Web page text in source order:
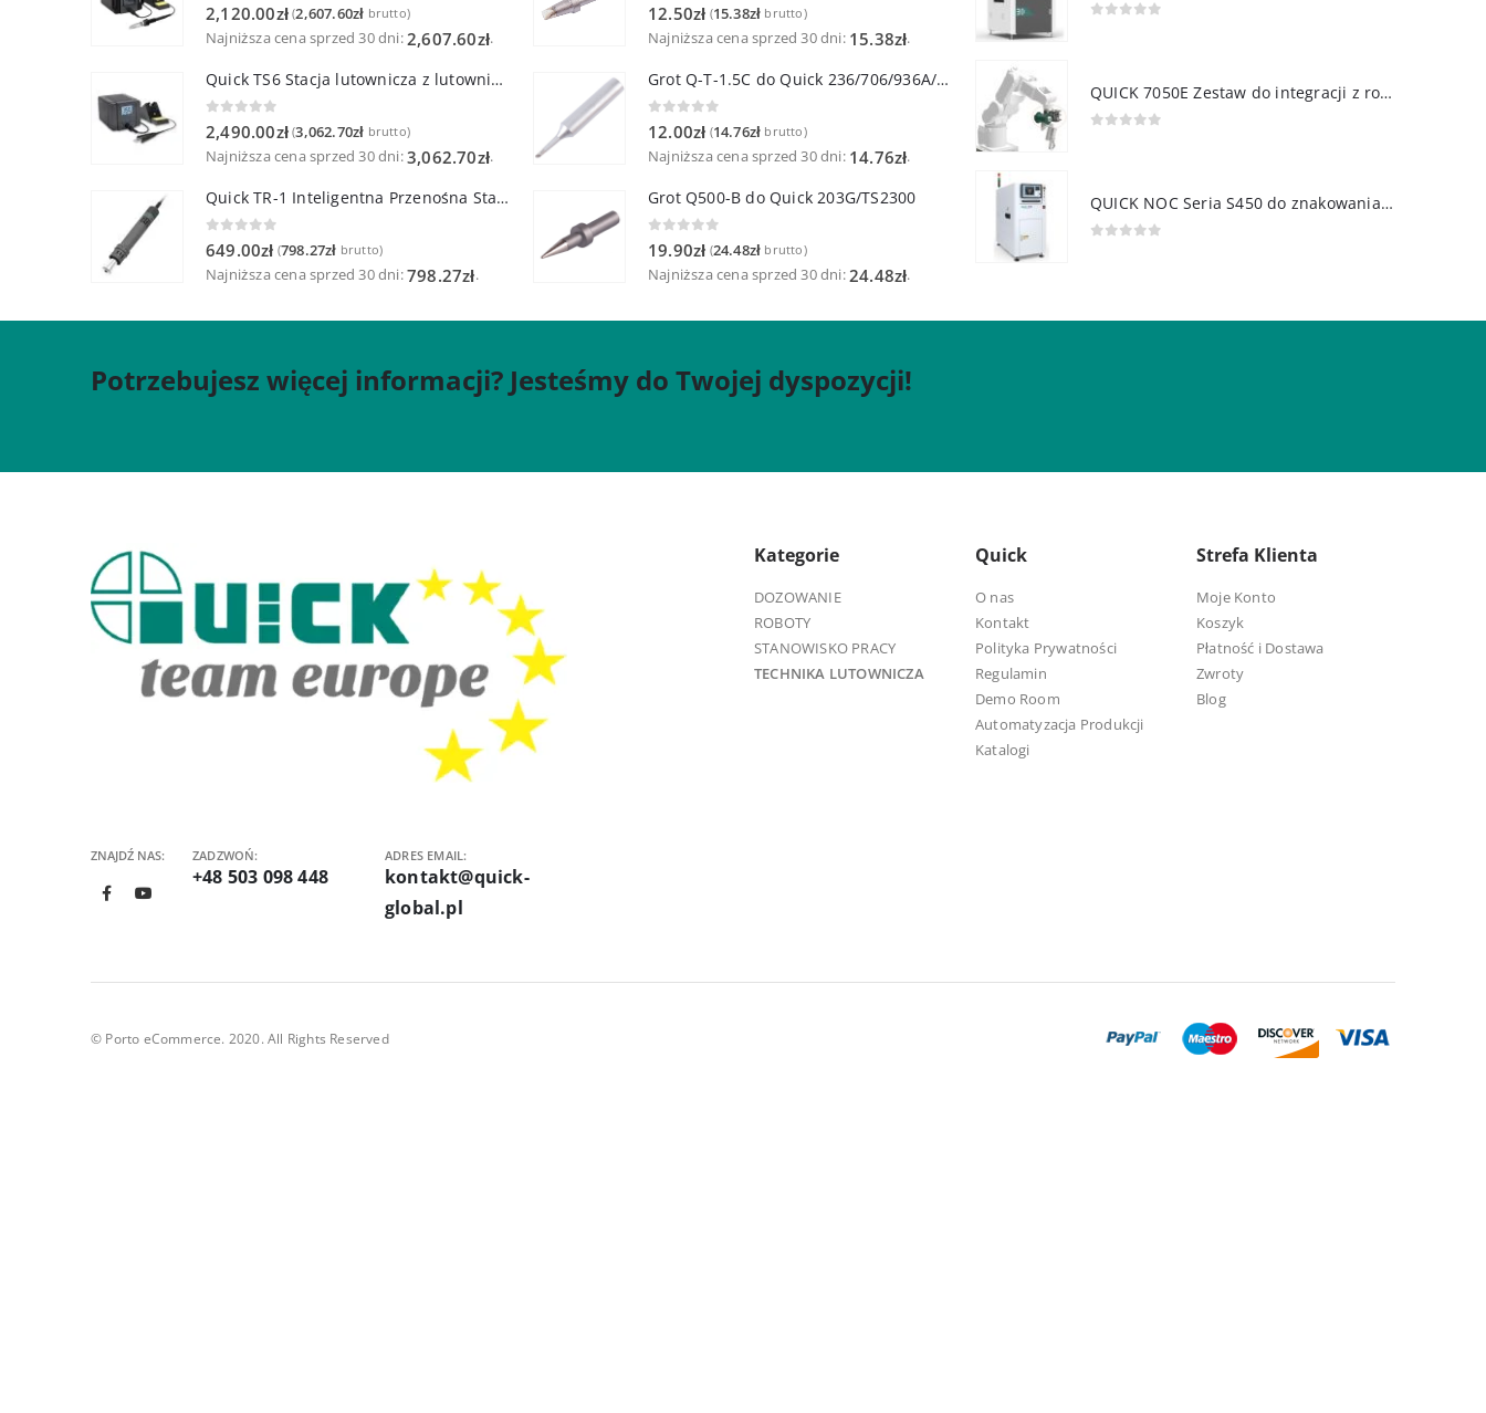
2,120.00zł (2,607.60zł brutto)
Najniższa cena sprzed 30 dni:2,607.60zł.
Quick TS6 Stacja lutownicza z lutownicą pincetową 60W
2,490.00zł (3,062.70zł brutto)
Najniższa cena sprzed 30 dni:3,062.70zł.
Quick TR-1 Inteligentna Przenośna Stacja Hot-Air
0 out of 5
649.00zł (798.27zł brutto)
Najniższa cena sprzed 30 dni:798.27zł.
12.50zł (15.38zł brutto)
Najniższa cena sprzed 30 dni: 15.38zł.
Grot Q-T-1.5C do Quick 236/706/936A/3104/3102/TS1100
12.00zł (14.76zł brutto)
Najniższa cena sprzed 30 dni: 14.76zł.
Grot Q500-B do Quick 203G/TS2300
0 out of 5
19.90zł (24.48zł brutto)
Najniższa cena sprzed 30 dni:24.48zł.
QUICK 7050E Zestaw do integracji z robotem
QUICK NOC Seria S450 do znakowania PCB
Potrzebujesz więcej informacji? Jesteśmy do Twojej dyspozycji!
ZNAJDŹ NAS: ZADZWOŃ:
+48 503 098 448
ADRES EMAIL:
kontakt@quick-
global.pl
Kategorie
DOZOWANIE
ROBOTY
STANOWISKO PRACY
TECHNIKA LUTOWNICZA
Quick
O nas
Kontakt
Polityka Prywatności
Regulamin
Demo Room
Automatyzacja Produkcji
Katalogi
Strefa Klienta
Moje Konto
Koszyk
Płatność i Dostawa
Zwroty
Blog
© Porto eCommerce. 2020. All Rights Reserved